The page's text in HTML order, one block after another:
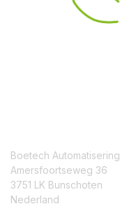
Boetech Automatisering
Amersfoortseweg 36
3751 LK Bunschoten
Nederland